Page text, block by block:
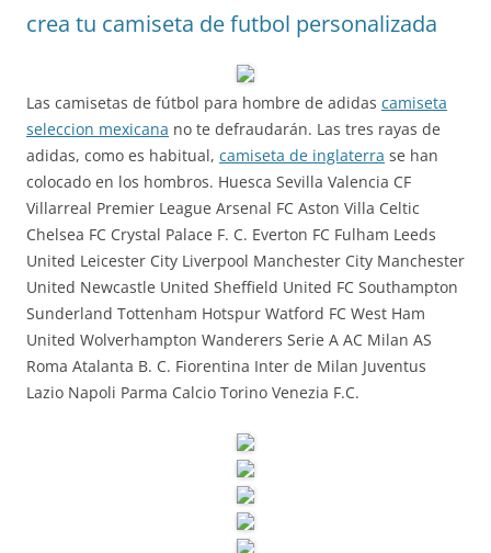
crea tu camiseta de futbol personalizada
Las camisetas de fútbol para hombre de adidas camiseta
seleccion mexicana no te defraudarán. Las tres rayas de
adidas, como es habitual, camiseta de inglaterra se han
colocado en los hombros. Huesca Sevilla Valencia CF
Villarreal Premier League Arsenal FC Aston Villa Celtic
Chelsea FC Crystal Palace F. C. Everton FC Fulham Leeds
United Leicester City Liverpool Manchester City Manchester
United Newcastle United Sheffield United FC Southampton
Sunderland Tottenham Hotspur Watford FC West Ham
United Wolverhampton Wanderers Serie A AC Milan AS
Roma Atalanta B. C. Fiorentina Inter de Milan Juventus
Lazio Napoli Parma Calcio Torino Venezia F.C.